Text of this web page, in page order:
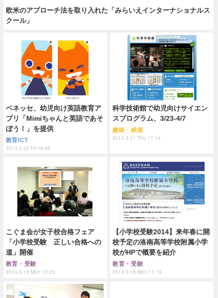
欧米のアプローチ法を取り入れた「みらいえインターナショナルス
クール」
ベネッセ、幼児向け英語教育ア
プリ「Mimiちゃんと英語であそ
ぼう！」を提供
教育ICT
2013.3.22 Fri 18:06
科学技術館で幼児向けサイエン
スプログラム、3/23-4/7
趣味・娯楽
2013.3.21 Thu 17:14
こぐま会が女子校合格フェア
「小学校受験 正しい合格への
道」開催
教育・受験
2013.3.18 Mon 12:23
【小学校受験2014】来年春に開
校予定の洛南高等学校附属小学
校がHPで概要を紹介
教育・受験
2013.3.18 Mon 11:19